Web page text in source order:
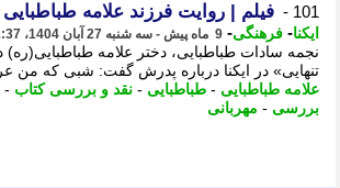
101 - فیلم | روایت فرزند علامه طباطبایی
ایکنا- فرهنگی- 9 ماه پیش - سه شنبه 27 آبان 1404، 11:37
نجمه سادات طباطبایی، دختر علامه
تنهایی» در ایکنا درباره پدرش گفت: شبی که
علامه طباطبایی - طباطبایی - نقد و بررسی کتاب -
بررسی - مهربانی